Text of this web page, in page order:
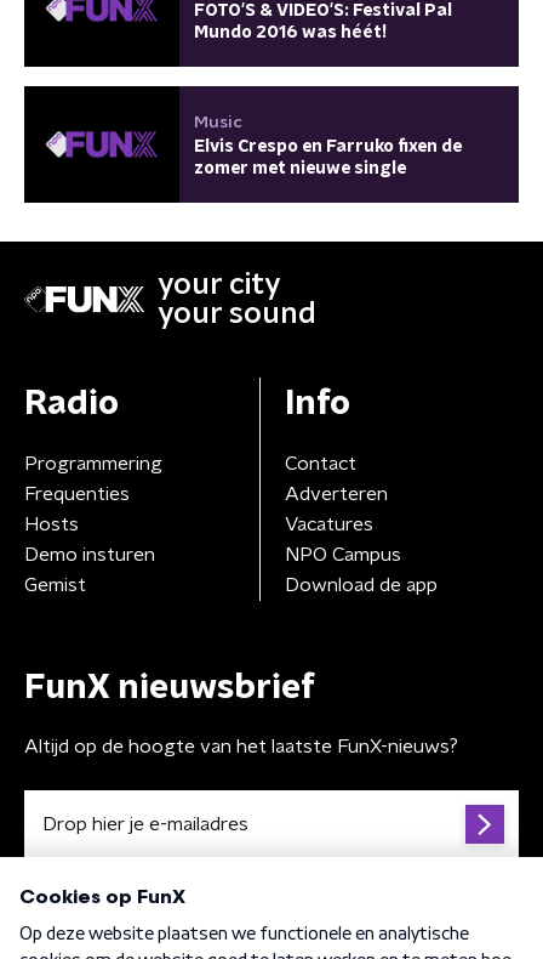
FOTO'S & VIDEO'S: Festival Pal
Mundo 2016 was héét!
Music
Elvis Crespo en Farruko fixen de
zomer met nieuwe single
your city
your sound
Radio
Programmering
Frequenties
Hosts
Demo insturen
Gemist
Info
Contact
Adverteren
Vacatures
NPO Campus
Download de app
FunX nieuwsbrief
Altijd op de hoogte van het laatste FunX-nieuws?